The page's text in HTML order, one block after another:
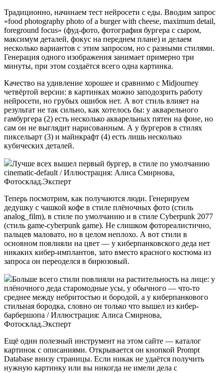
Традиционно, начинаем тест нейросети с еды. Вводим запрос
«food photography photo of a burger with cheese, maximum detail,
foreground focus» (фуд-фото, фотография бургера с сыром,
максимум деталей, фокус на переднем плане) и делаем
несколько вариантов с этим запросом, но с разными стилями.
Генерация одного изображения занимает примерно три
минуты, при этом создаётся всего одна картинка.
Качество на удивление хорошее и сравнимо с Midjourney
четвёртой версии: в картинках можно заподозрить работу
нейросети, но грубых ошибок нет. А вот стиль влияет на
результат не так сильно, как хотелось бы: у акварельного
гамбургера (2) есть несколько акварельных пятен на фоне, но
сам он не выглядит нарисованным. А у бургеров в стилях
пиксельарт (3) и майнкрафт (4) есть лишь несколько
кубических деталей.
Лучше всех вышел первый бургер, в стиле по умолчанию
cinematic-default / Иллюстрация: Алиса Смирнова,
Фотосклад.Эксперт
Теперь посмотрим, как получаются люди. Генерируем
дедушку с чашкой кофе в стиле плёночных фото (стиль
analog_film), в стиле по умолчанию и в стиле Cyberpunk 2077
(стиль game-cyberpunk game). Не слишком фотореалистично,
пальцев маловато, но в целом неплохо. А вот стили в
основном повлияли на цвет — у киберпанковского деда нет
никаких кибер-имплантов, зато вместо красного костюма из
запроса он переоделся в бирюзовый.
Больше всего стили повлияли на растительность на лице: у
плёночного деда старомодные усы, у обычного — что-то
среднее между небритостью и бородой, а у киберпанкового
стильная бородка, словно он только что вышел из кибер-
барбершопа / Иллюстрация: Алиса Смирнова,
Фотосклад.Эксперт
Ещё один полезный инструмент на этом сайте — каталог
картинок с описаниями. Открывается он кнопкой Prompt
Database внизу страницы. Если никак не удаётся получить
нужную картинку или вы никогда не имели дела с